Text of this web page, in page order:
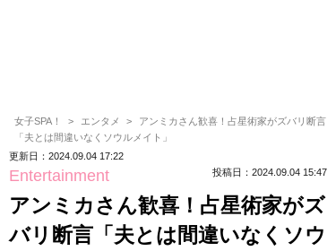
女子SPA！ エンタメ
アンミカさん歓喜！占星術家がズバリ断言
「夫とは間違いなくソウルメイト」
更新日：2024.09.04 17:22
Entertainment 投稿日：2024.09.04 15:47
アンミカさん歓喜！占星術家がズ
バリ断言「夫とは間違いなくソウ